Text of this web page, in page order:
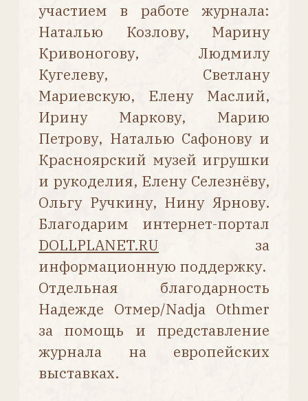
поэтому заметен большой разброс
в плане качества их тел и росписи
лиц.